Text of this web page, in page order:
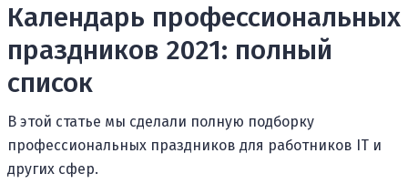
Календарь профессиональных
праздников 2021: полный
список
В этой статье мы сделали полную подборку
профессиональных праздников для работников IT и
других сфер.